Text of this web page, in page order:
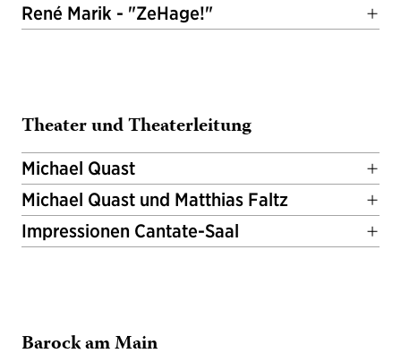
René Marik - "ZeHage!"
Theater und Theaterleitung
Michael Quast
Michael Quast und Matthias Faltz
Impressionen Cantate-Saal
Barock am Main